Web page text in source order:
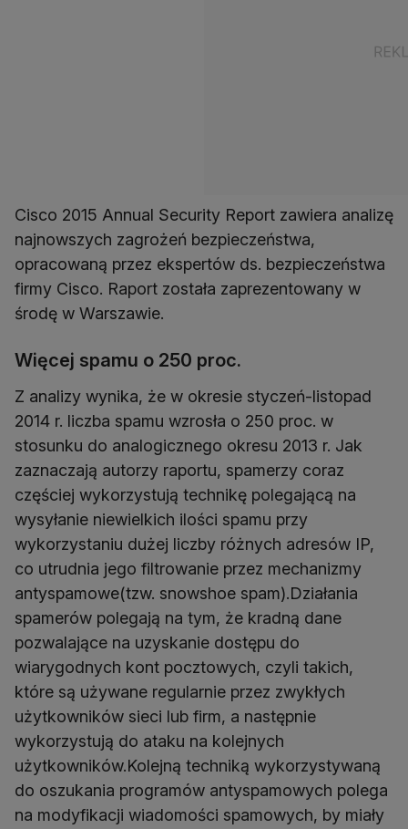
Cisco 2015 Annual Security Report zawiera analizę
najnowszych zagrożeń bezpieczeństwa,
opracowaną przez ekspertów ds. bezpieczeństwa
firmy Cisco. Raport została zaprezentowany w
środę w Warszawie.
Więcej spamu o 250 proc.
Z analizy wynika, że w okresie styczeń-listopad
2014 r. liczba spamu wzrosła o 250 proc. w
stosunku do analogicznego okresu 2013 r. Jak
zaznaczają autorzy raportu, spamerzy coraz
częściej wykorzystują technikę polegającą na
wysyłanie niewielkich ilości spamu przy
wykorzystaniu dużej liczby różnych adresów IP,
co utrudnia jego filtrowanie przez mechanizmy
antyspamowe(tzw. snowshoe spam).Działania
spamerów polegają na tym, że kradną dane
pozwalające na uzyskanie dostępu do
wiarygodnych kont pocztowych, czyli takich,
które są używane regularnie przez zwykłych
użytkowników sieci lub firm, a następnie
wykorzystują do ataku na kolejnych
użytkowników.Kolejną techniką wykorzystywaną
do oszukania programów antyspamowych polega
na modyfikacji wiadomości spamowych, by miały